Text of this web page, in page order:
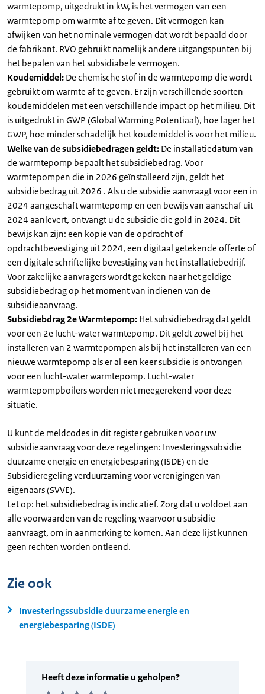
warmtepomp, uitgedrukt in kW, is het vermogen van een
warmtepomp om warmte af te geven. Dit vermogen kan
afwijken van het nominale vermogen dat wordt bepaald door
de fabrikant. RVO gebruikt namelijk andere uitgangspunten bij
het bepalen van het subsidiabele vermogen.
Koudemiddel: De chemische stof in de warmtepomp die wordt
gebruikt om warmte af te geven. Er zijn verschillende soorten
koudemiddelen met een verschillende impact op het milieu. Dit
is uitgedrukt in GWP (Global Warming Potentiaal), hoe lager het
GWP, hoe minder schadelijk het koudemiddel is voor het milieu.
Welke van de subsidiebedragen geldt: De installatiedatum van
de warmtepomp bepaalt het subsidiebedrag. Voor
warmtepompen die in 2026 geïnstalleerd zijn, geldt het
subsidiebedrag uit 2026 . Als u de subsidie aanvraagt voor een in
2024 aangeschaft warmtepomp en een bewijs van aanschaf uit
2024 aanlevert, ontvangt u de subsidie die gold in 2024. Dit
bewijs kan zijn: een kopie van de opdracht of
opdrachtbevestiging uit 2024, een digitaal getekende offerte of
een digitale schriftelijke bevestiging van het installatiebedrijf.
Voor zakelijke aanvragers wordt gekeken naar het geldige
subsidiebedrag op het moment van indienen van de
subsidieaanvraag.
Subsidiebdrag 2e Warmtepomp: Het subsidiebedrag dat geldt
voor een 2e lucht-water warmtepomp. Dit geldt zowel bij het
installeren van 2 warmtepompen als bij het installeren van een
nieuwe warmtepomp als er al een keer subsidie is ontvangen
voor een lucht-water warmtepomp. Lucht-water
warmtepompboilers worden niet meegerekend voor deze
situatie.
U kunt de meldcodes in dit register gebruiken voor uw
subsidieaanvraag voor deze regelingen: Investeringssubsidie
duurzame energie en energiebesparing (ISDE) en de
Subsidieregeling verduurzaming voor verenigingen van
eigenaars (SVVE).
Let op: het subsidiebedrag is indicatief. Zorg dat u voldoet aan
alle voorwaarden van de regeling waarvoor u subsidie
aanvraagt, om in aanmerking te komen. Aan deze lijst kunnen
geen rechten worden ontleend.
Zie ook
Investeringssubsidie duurzame energie en
energiebesparing (ISDE)